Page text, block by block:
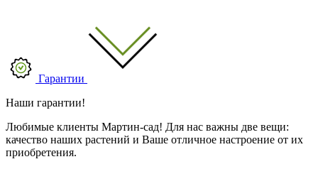
Гарантии
Наши гарантии!
Любимые клиенты Мартин-сад! Для нас важны две вещи:
качество наших растений и Ваше отличное настроение от их
приобретения.